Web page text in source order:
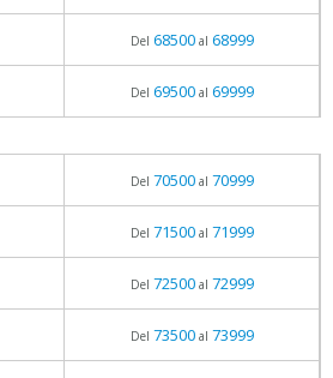
Del 68500al 68999
Del 69500al 69999
Del 70500al 70999
Del 71500al 71999
Del 72500al 72999
Del 73500al 73999